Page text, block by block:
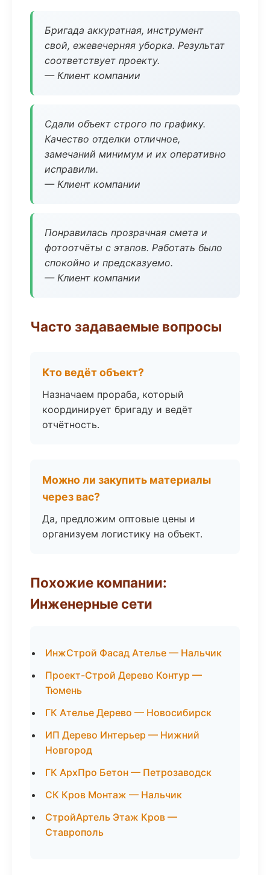
Бригада аккуратная, инструмент
свой, ежевечерняя уборка. Результат
соответствует проекту.
— Клиент компании
Сдали объект строго по графику.
Качество отделки отличное,
замечаний минимум и их оперативно
исправили.
— Клиент компании
Понравилась прозрачная смета и
фотоотчёты с этапов. Работать было
спокойно и предсказуемо.
— Клиент компании
Часто задаваемые вопросы
Кто ведёт объект?
Назначаем прораба, который
координирует бригаду и ведёт
отчётность.
Можно ли закупить материалы
через вас?
Да, предложим оптовые цены и
организуем логистику на объект.
Похожие компании:
Инженерные сети
ИнжСтрой Фасад Ателье — Нальчик
Проект-Строй Дерево Контур —
Тюмень
ГК Ателье Дерево — Новосибирск
ИП Дерево Интерьер — Нижний
Новгород
ГК АрхПро Бетон — Петрозаводск
СК Кров Монтаж — Нальчик
СтройАртель Этаж Кров —
Ставрополь